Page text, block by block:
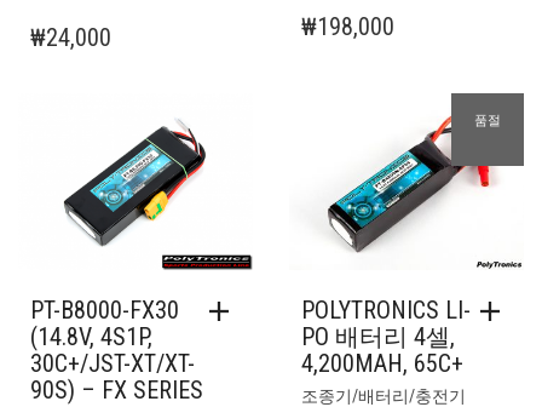
₩24,000 ₩198,000
PT-B8000-FX30
(14.8V, 4S1P,
30C+/JST-XT/XT-
90S) – FX SERIES
품절
POLYTRONICS LI-
PO 배터리 4셀,
4,200MAH, 65C+
조종기/배터리/충전기